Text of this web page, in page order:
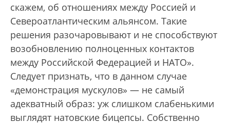
скажем, об отношениях между Россией и
Североатлантическим альянсом. Такие
решения разочаровывают и не способствуют
возобновлению полноценных контактов
между Российской Федерацией и НАТО».
Следует признать, что в данном случае
«демонстрация мускулов» — не самый
адекватный образ: уж слишком слабенькими
выглядят натовские бицепсы. Собственно